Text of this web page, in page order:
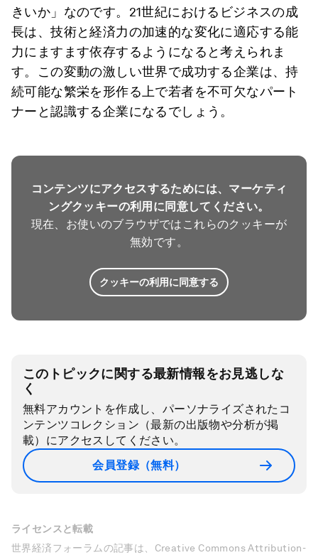
きいか」なのです。21世紀におけるビジネスの成
長は、技術と経済力の加速的な変化に適応する能
力にますます依存するようになると考えられま
す。この変動の激しい世界で成功する企業は、持
続可能な繁栄を形作る上で若者を不可欠なパート
ナーと認識する企業になるでしょう。
コンテンツにアクセスするためには、マーケティ
ングクッキーの利用に同意してください。
現在、お使いのブラウザではこれらのクッキーが
無効です。
クッキーの利用に同意する
このトピックに関する最新情報をお見逃しな
く
無料アカウントを作成し、パーソナライズされたコ
ンテンツコレクション（最新の出版物や分析が掲
載）にアクセスしてください。
会員登録（無料）
ライセンスと転載
世界経済フォーラムの記事は、Creative Commons Attribution-